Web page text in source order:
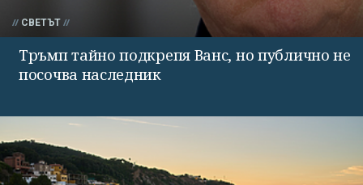
СВЕТЪТ
Тръмп тайно подкрепя Ванс, но публично не
посочва наследник